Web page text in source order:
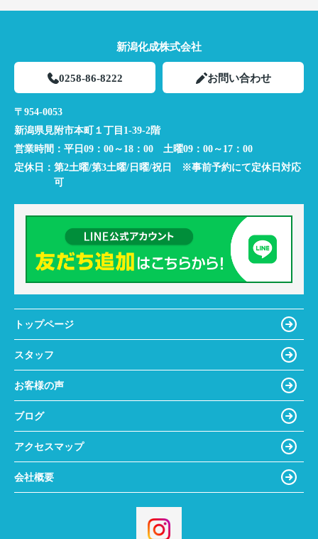
新潟化成株式会社
0258-86-8222 お問い合わせ
〒954-0053
新潟県見附市本町１丁目1-39-2階
営業時間： 平日09：00～18：00 土曜09：00～17：00
定休日： 第2土曜/第3土曜/日曜/祝日 ※事前予約にて定休日対応
可
トップページ
スタッフ
お客様の声
ブログ
アクセスマップ
会社概要